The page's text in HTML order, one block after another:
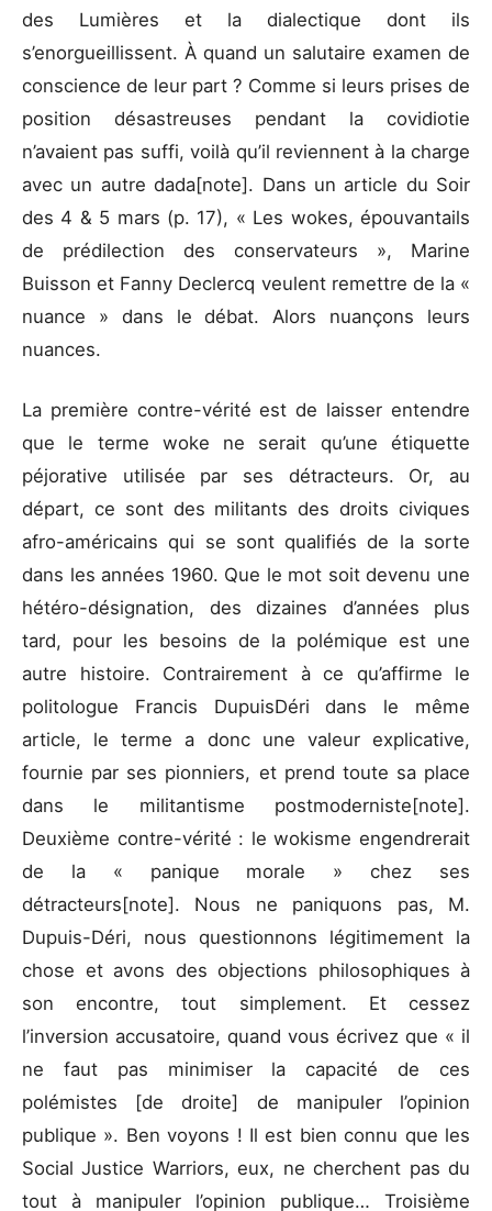
des Lumières et la dialectique dont ils
s’enorgueillissent. À quand un salutaire examen de
conscience de leur part ? Comme si leurs prises de
position désastreuses pendant la covidiotie
n’avaient pas suffi, voilà qu’il reviennent à la charge
avec un autre dada[note]. Dans un article du Soir
des 4 & 5 mars (p. 17), « Les wokes, épouvantails
de prédilection des conservateurs », Marine
Buisson et Fanny Declercq veulent remettre de la «
nuance » dans le débat. Alors nuançons leurs
nuances.
La première contre-vérité est de laisser entendre
que le terme woke ne serait qu’une étiquette
péjorative utilisée par ses détracteurs. Or, au
départ, ce sont des militants des droits civiques
afro-américains qui se sont qualifiés de la sorte
dans les années 1960. Que le mot soit devenu une
hétéro-désignation, des dizaines d’années plus
tard, pour les besoins de la polémique est une
autre histoire. Contrairement à ce qu’affirme le
politologue Francis DupuisDéri dans le même
article, le terme a donc une valeur explicative,
fournie par ses pionniers, et prend toute sa place
dans le militantisme postmoderniste[note].
Deuxième contre-vérité : le wokisme engendrerait
de la « panique morale » chez ses
détracteurs[note]. Nous ne paniquons pas, M.
Dupuis-Déri, nous questionnons légitimement la
chose et avons des objections philosophiques à
son encontre, tout simplement. Et cessez
l’inversion accusatoire, quand vous écrivez que « il
ne faut pas minimiser la capacité de ces
polémistes [de droite] de manipuler l’opinion
publique ». Ben voyons ! Il est bien connu que les
Social Justice Warriors, eux, ne cherchent pas du
tout à manipuler l’opinion publique… Troisième